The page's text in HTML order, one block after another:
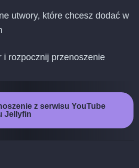
utwory, które chcesz dodać w
i rozpocznij przenoszenie
z serwisu YouTube
Jellyfin